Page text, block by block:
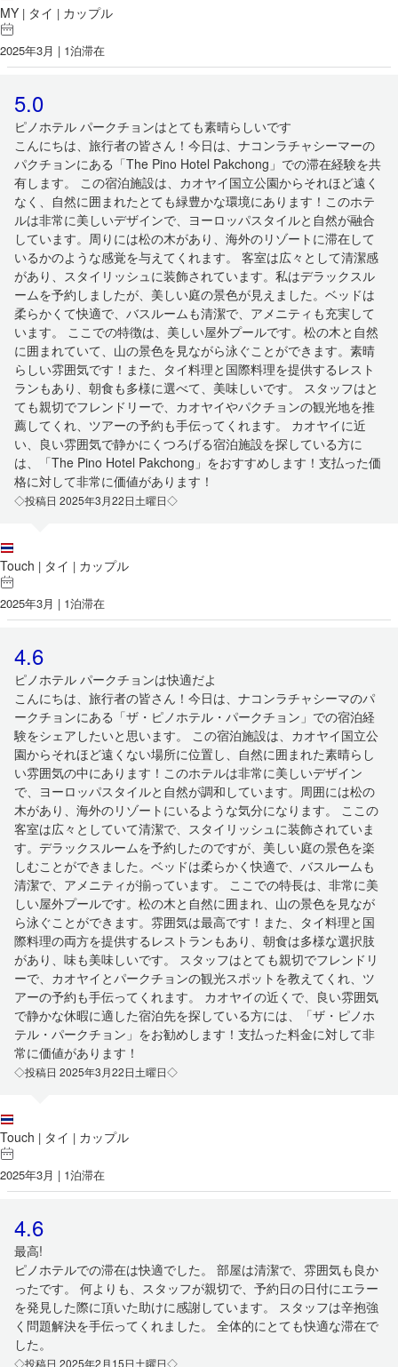
MY | タイ | カップル
2025年3月 | 1泊滞在
5.0
ピノホテル パークチョンはとても素晴らしいです
こんにちは、旅行者の皆さん！今日は、ナコンラチャシーマーの
パクチョンにある「The Pino Hotel Pakchong」での滞在経験を共
有します。 この宿泊施設は、カオヤイ国立公園からそれほど遠く
なく、自然に囲まれたとても緑豊かな環境にあります！このホテ
ルは非常に美しいデザインで、ヨーロッパスタイルと自然が融合
しています。周りには松の木があり、海外のリゾートに滞在して
いるかのような感覚を与えてくれます。 客室は広々として清潔感
があり、スタイリッシュに装飾されています。私はデラックスル
ームを予約しましたが、美しい庭の景色が見えました。ベッドは
柔らかくて快適で、バスルームも清潔で、アメニティも充実して
います。 ここでの特徴は、美しい屋外プールです。松の木と自然
に囲まれていて、山の景色を見ながら泳ぐことができます。素晴
らしい雰囲気です！また、タイ料理と国際料理を提供するレスト
ランもあり、朝食も多様に選べて、美味しいです。 スタッフはと
ても親切でフレンドリーで、カオヤイやパクチョンの観光地を推
薦してくれ、ツアーの予約も手伝ってくれます。 カオヤイに近
い、良い雰囲気で静かにくつろげる宿泊施設を探している方に
は、「The Pino Hotel Pakchong」をおすすめします！支払った価
格に対して非常に価値があります！
◇投稿日 2025年3月22日土曜日◇
Touch | タイ | カップル
2025年3月 | 1泊滞在
4.6
ピノホテル パークチョンは快適だよ
こんにちは、旅行者の皆さん！今日は、ナコンラチャシーマのパ
ークチョンにある「ザ・ピノホテル・パークチョン」での宿泊経
験をシェアしたいと思います。 この宿泊施設は、カオヤイ国立公
園からそれほど遠くない場所に位置し、自然に囲まれた素晴らし
い雰囲気の中にあります！このホテルは非常に美しいデザイン
で、ヨーロッパスタイルと自然が調和しています。周囲には松の
木があり、海外のリゾートにいるような気分になります。 ここの
客室は広々としていて清潔で、スタイリッシュに装飾されていま
す。デラックスルームを予約したのですが、美しい庭の景色を楽
しむことができました。ベッドは柔らかく快適で、バスルームも
清潔で、アメニティが揃っています。 ここでの特長は、非常に美
しい屋外プールです。松の木と自然に囲まれ、山の景色を見なが
ら泳ぐことができます。雰囲気は最高です！また、タイ料理と国
際料理の両方を提供するレストランもあり、朝食は多様な選択肢
があり、味も美味しいです。 スタッフはとても親切でフレンドリ
ーで、カオヤイとパークチョンの観光スポットを教えてくれ、ツ
アーの予約も手伝ってくれます。 カオヤイの近くで、良い雰囲気
で静かな休暇に適した宿泊先を探している方には、「ザ・ピノホ
テル・パークチョン」をお勧めします！支払った料金に対して非
常に価値があります！
◇投稿日 2025年3月22日土曜日◇
Touch | タイ | カップル
2025年3月 | 1泊滞在
4.6
最高!
ピノホテルでの滞在は快適でした。 部屋は清潔で、雰囲気も良か
ったです。 何よりも、スタッフが親切で、予約日の日付にエラー
を発見した際に頂いた助けに感謝しています。 スタッフは辛抱強
く問題解決を手伝ってくれました。 全体的にとても快適な滞在で
した。
◇投稿日 2025年2月15日土曜日◇